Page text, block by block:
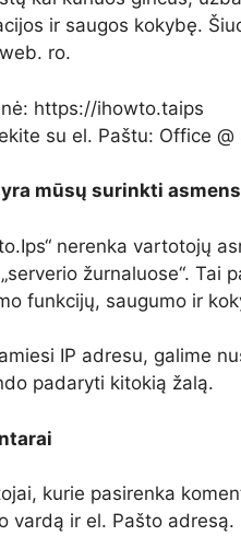
ir saugos kokybę.
ro.
https://ihowto.taips
su el. Paštu: Office
yra mūsų surinkti
nerenka vartotojų
žurnaluose“.
funkcijų, saugumo ir
IP adresu, galime
padaryti kitokią žalą.
kurie pasirenka
vardą ir el. Pašto